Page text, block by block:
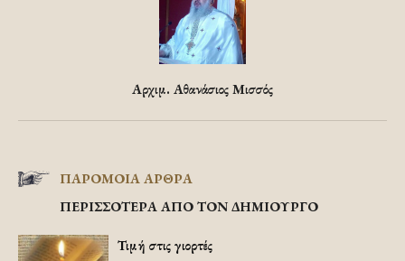
Αρχιμ. Αθανάσιος Μισσός
ΠΑΡΟΜΟΙΑ ΑΡΘΡΑ
ΠΕΡΙΣΣΟΤΕΡΑ ΑΠΟ ΤΟΝ ΔΗΜΙΟΥΡΓΟ
Τιμή στις γιορτές